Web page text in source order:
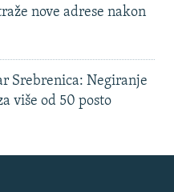
nove adrese nakon
Srebrenica: Negiranje
više od 50 posto